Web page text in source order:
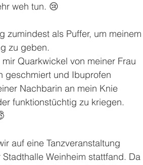
weh tun. 😢
zumindest als Puffer, um meinem
zu geben.
Quarkwickel von meiner Frau
geschmiert und Ibuprofen
Nachbarin an mein Knie
funktionstüchtig zu kriegen.
auf eine Tanzveranstaltung
Weinheim stattfand. Da